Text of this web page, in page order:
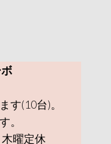
す(10台)。
。
曜定休